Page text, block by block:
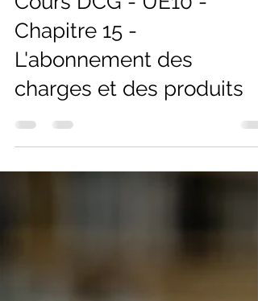
Florian
1 févr. 2025
1 min de lecture
Cours DCG - UE10 -
Chapitre 15 -